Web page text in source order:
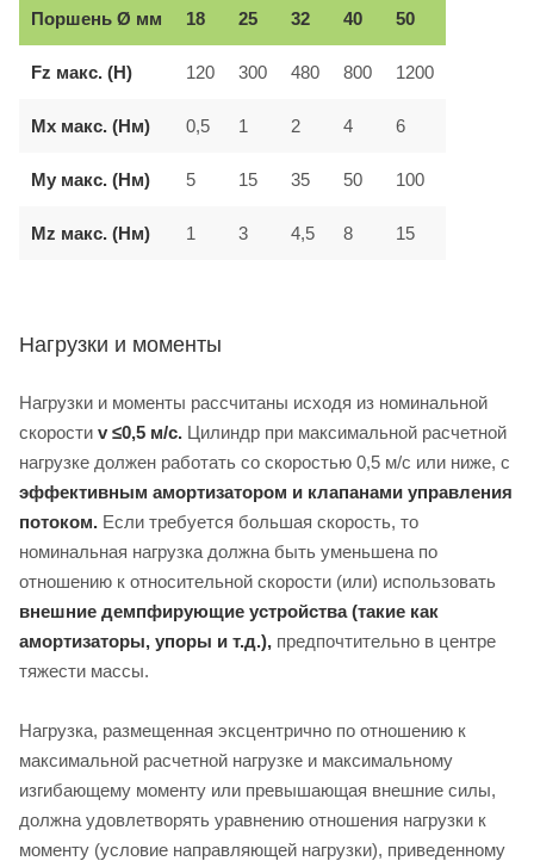
Поршень Ø мм 18 25 32 40 50
Fz макс. (Н) 120 300 480 800 1200
Mx макс. (Нм) 0,5 1 2 4 6
My макс. (Нм) 5 15 35 50 100
Mz макс. (Нм) 1 3 4,5 8 15
Нагрузки и моменты
Нагрузки и моменты рассчитаны исходя из номинальной
скорости v ≤0,5 м/с. Цилиндр при максимальной расчетной
нагрузке должен работать со скоростью 0,5 м/с или ниже, с
эффективным амортизатором и клапанами управления
потоком. Если требуется большая скорость, то
номинальная нагрузка должна быть уменьшена по
отношению к относительной скорости (или) использовать
внешние демпфирующие устройства (такие как
амортизаторы, упоры и т.д.), предпочтительно в центре
тяжести массы.
Нагрузка, размещенная эксцентрично по отношению к
максимальной расчетной нагрузке и максимальному
изгибающему моменту или превышающая внешние силы,
должна удовлетворять уравнению отношения нагрузки к
моменту (условие направляющей нагрузки), приведенному